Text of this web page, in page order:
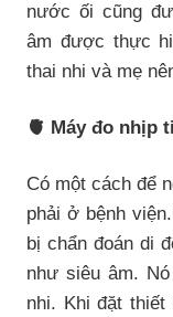
nước ối cũng
âm được thực
thai nhi và mẹ
🫀 Máy đo nhịp
Có một cách để
phải ở bệnh
bị chẩn đoán di
như siêu âm.
nhi. Khi đặt thiết